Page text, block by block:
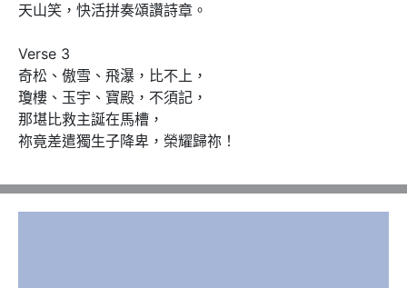
天山笑，快活拼奏頌讚詩章。
Verse 3
奇松、傲雪、飛瀑，比不上，
瓊樓、玉宇、寶殿，不須記，
那堪比救主誕在馬槽，
祢竟差遣獨生子降卑，榮耀歸祢！